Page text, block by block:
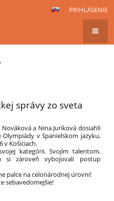
PRIHLÁSENIE
správy zo sveta
a Nina Juríková dosiahli
v španielskom jazyku,
v Košiciach.
kategórii. Svojím talentom,
si zároveň vybojovali postup
palce na celonárodnej úrovni!
sebavedomejšie!